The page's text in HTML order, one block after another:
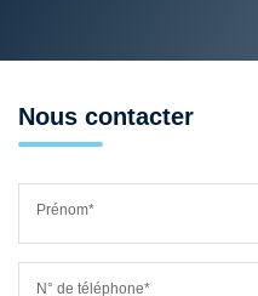
Nous contacter
Prénom*
N° de téléphone*